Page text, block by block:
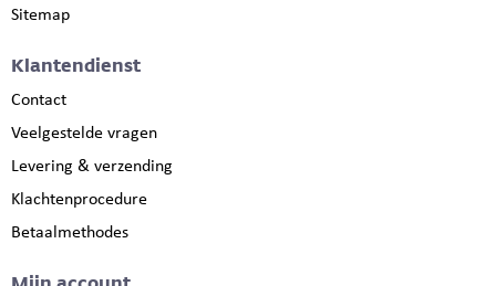
Sitemap
Klantendienst
Contact
Veelgestelde vragen
Levering & verzending
Klachtenprocedure
Betaalmethodes